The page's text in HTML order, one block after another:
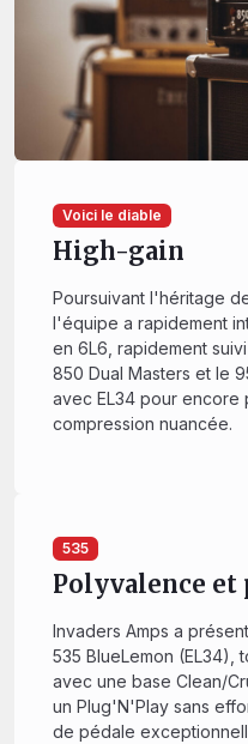
Voici le diable
High-gain
Poursuivant l'héritage
l'équipe a rapidement
en 6L6, rapidement
850 Dual Masters et le
avec EL34 pour encore
compression nuancée.
535
Polyvalence et
Invaders Amps a
535 BlueLemon (EL34),
avec une base Clean/
un Plug'N'Play sans
de pédale